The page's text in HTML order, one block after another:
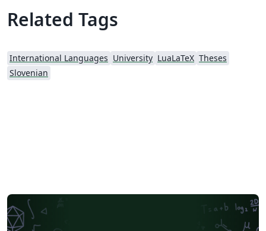
Related Tags
International Languages University LuaLaTeX Theses
Slovenian